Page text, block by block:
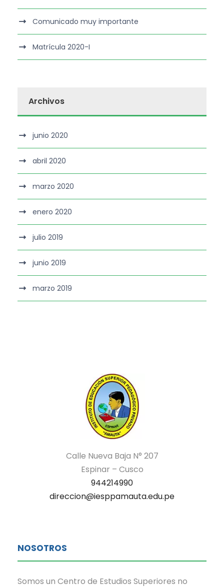
Comunicado muy importante
Matrícula 2020-I
Archivos
junio 2020
abril 2020
marzo 2020
enero 2020
julio 2019
junio 2019
marzo 2019
Calle Nueva Baja N° 207
Espinar – Cusco
944214990
direccion@iesppamauta.edu.pe
NOSOTROS
Somos un Centro de Estudios Superiores no